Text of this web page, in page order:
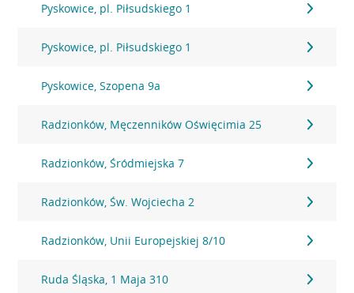
Pyskowice, pl. Piłsudskiego 1
Pyskowice, pl. Piłsudskiego 1
Pyskowice, Szopena 9a
Radzionków, Męczenników Oświęcimia 25
Radzionków, Śródmiejska 7
Radzionków, Św. Wojciecha 2
Radzionków, Unii Europejskiej 8/10
Ruda Śląska, 1 Maja 310